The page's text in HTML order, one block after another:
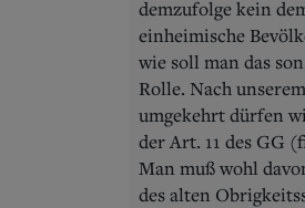
demzufolge kein
einheimische
wie soll man das
Rolle. Nach
umgekehrt dürfen
der Art. 11 des GG
Man muß wohl
des alten